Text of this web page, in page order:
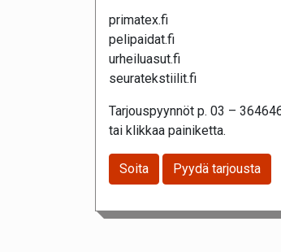
primatex.fi
pelipaidat.fi
urheiluasut.fi
seuratekstiilit.fi
Tarjouspyynnöt p. 03 –
tai klikkaa painiketta.
Soita Pyydä tarjousta